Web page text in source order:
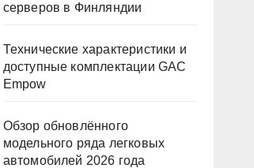
серверов в Финляндии
Технические характеристики и
доступные комплектации GAC
Empow
Обзор обновлённого
модельного ряда легковых
автомобилей 2026 года